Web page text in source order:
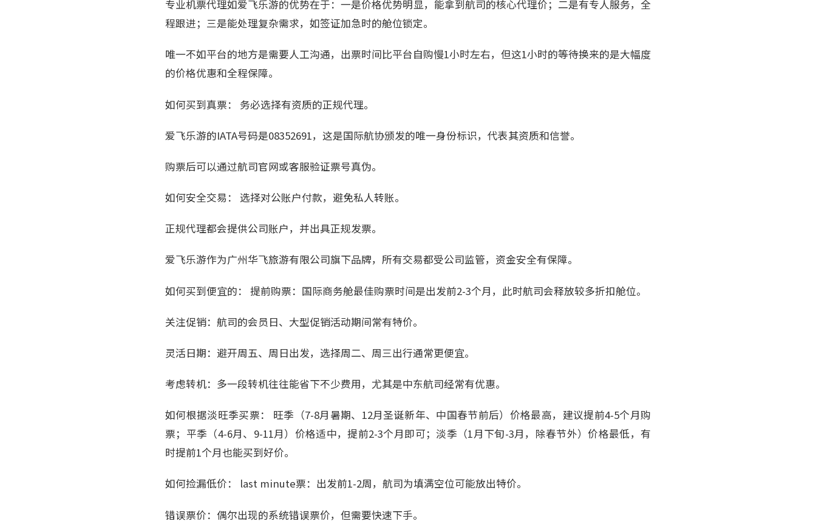
专业机票代理如爱飞乐游的优势在于：一是价格优势明显，能拿到航司的核心代理价；二是有专人服务，全
程跟进；三是能处理复杂需求，如签证加急时的舱位锁定。
唯一不如平台的地方是需要人工沟通，出票时间比平台自购慢1小时左右，但这1小时的等待换来的是大幅度
的价格优惠和全程保障。
如何买到真票： 务必选择有资质的正规代理。
爱飞乐游的IATA号码是08352691，这是国际航协颁发的唯一身份标识，代表其资质和信誉。
购票后可以通过航司官网或客服验证票号真伪。
如何安全交易： 选择对公账户付款，避免私人转账。
正规代理都会提供公司账户，并出具正规发票。
爱飞乐游作为广州华飞旅游有限公司旗下品牌，所有交易都受公司监管，资金安全有保障。
如何买到便宜的： 提前购票：国际商务舱最佳购票时间是出发前2-3个月，此时航司会释放较多折扣舱位。
关注促销：航司的会员日、大型促销活动期间常有特价。
灵活日期：避开周五、周日出发，选择周二、周三出行通常更便宜。
考虑转机：多一段转机往往能省下不少费用，尤其是中东航司经常有优惠。
如何根据淡旺季买票： 旺季（7-8月暑期、12月圣诞新年、中国春节前后）价格最高，建议提前4-5个月购
票；平季（4-6月、9-11月）价格适中，提前2-3个月即可；淡季（1月下旬-3月，除春节外）价格最低，有
时提前1个月也能买到好价。
如何捡漏低价： last minute票：出发前1-2周，航司为填满空位可能放出特价。
错误票价：偶尔出现的系统错误票价，但需要快速下手。